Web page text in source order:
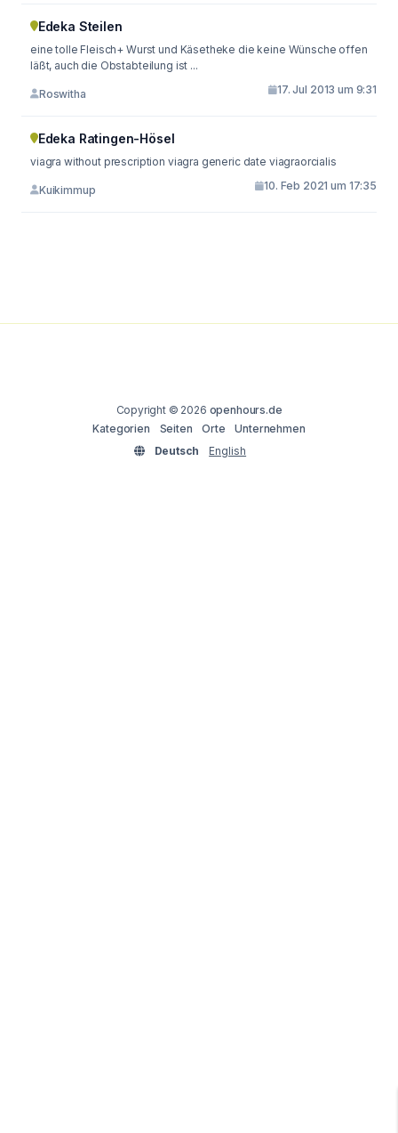
Edeka Steilen
eine tolle Fleisch+ Wurst und Käsetheke die keine Wünsche offen
läßt, auch die Obstabteilung ist ...
Roswitha 17. Jul 2013 um 9:31
Edeka Ratingen-Hösel
viagra without prescription viagra generic date viagraorcialis
Kuikimmup 10. Feb 2021 um 17:35
Copyright © 2026 openhours.de
Kategorien
Seiten Orte
Unternehmen
Deutsch
English